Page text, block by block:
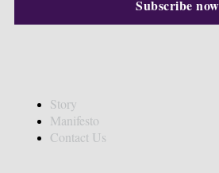
Story
Manifesto
Contact Us